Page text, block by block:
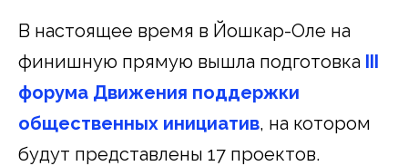
В настоящее время в Йошкар-Оле на
финишную прямую вышла подготовка III
форума Движения поддержки
общественных инициатив, на котором
будут представлены 17 проектов.